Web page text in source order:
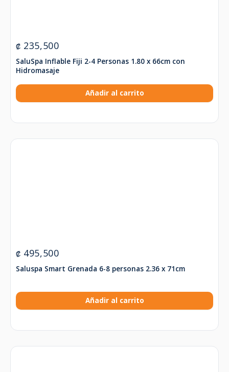
₡ 235,500
SaluSpa Inflable Fiji 2-4 Personas 1.80 x 66cm con
Hidromasaje
Añadir al carrito
₡ 495,500
Saluspa Smart Grenada 6-8 personas 2.36 x 71cm
Añadir al carrito